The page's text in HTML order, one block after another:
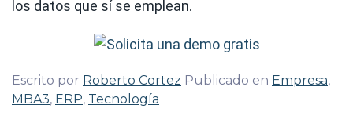
los datos que sí se emplean.
Escrito por Roberto Cortez Publicado en Empresa,
MBA3, ERP, Tecnología